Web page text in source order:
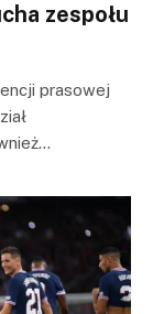
zespołu
prasowej